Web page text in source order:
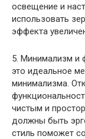
освещение и
использовать
эффекта
5. Минимализм и
это идеальное
минимализма.
чистым и
должны быть
стиль поможет